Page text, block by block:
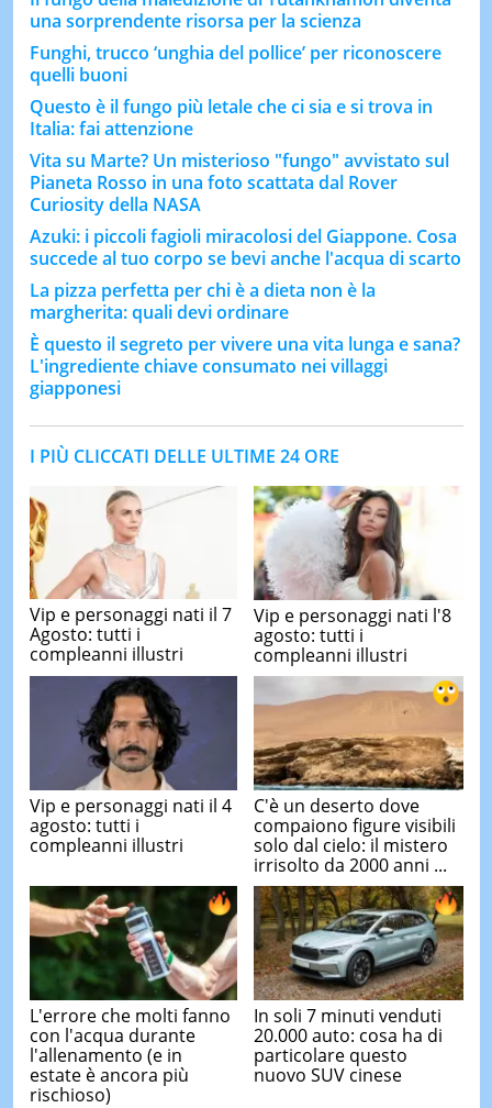
una sorprendente risorsa per la scienza
Funghi, trucco ‘unghia del pollice’ per riconoscere
quelli buoni
Questo è il fungo più letale che ci sia e si trova in
Italia: fai attenzione
Vita su Marte? Un misterioso "fungo" avvistato sul
Pianeta Rosso in una foto scattata dal Rover
Curiosity della NASA
Azuki: i piccoli fagioli miracolosi del Giappone. Cosa
succede al tuo corpo se bevi anche l'acqua di scarto
La pizza perfetta per chi è a dieta non è la
margherita: quali devi ordinare
È questo il segreto per vivere una vita lunga e sana?
L'ingrediente chiave consumato nei villaggi
giapponesi
I PIÙ CLICCATI DELLE ULTIME 24 ORE
Vip e personaggi nati il 7
Agosto: tutti i
compleanni illustri
Vip e personaggi nati l'8
agosto: tutti i
compleanni illustri
Vip e personaggi nati il 4
agosto: tutti i
compleanni illustri
C'è un deserto dove
compaiono figure visibili
solo dal cielo: il mistero
irrisolto da 2000 anni ...
L'errore che molti fanno
con l'acqua durante
l'allenamento (e in
estate è ancora più
rischioso)
In soli 7 minuti venduti
20.000 auto: cosa ha di
particolare questo
nuovo SUV cinese